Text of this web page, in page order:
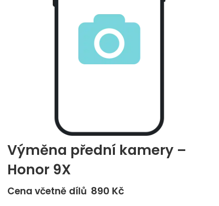
Výměna přední kamery –
Honor 9X
Cena včetně dílů 890 Kč